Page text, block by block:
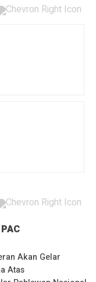
Akan Gelar
Atas